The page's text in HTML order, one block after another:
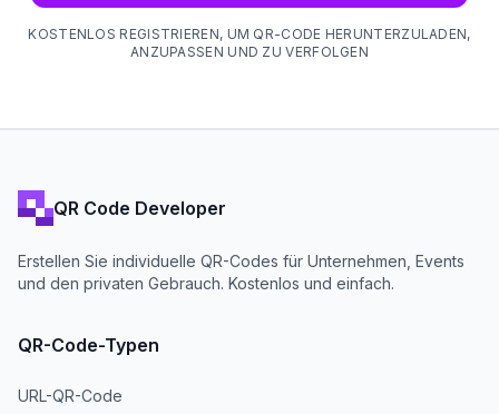
KOSTENLOS REGISTRIEREN, UM QR-CODE HERUNTERZULADEN,
ANZUPASSEN UND ZU VERFOLGEN
QR Code Developer
Erstellen Sie individuelle QR-Codes für Unternehmen, Events
und den privaten Gebrauch. Kostenlos und einfach.
QR-Code-Typen
URL-QR-Code